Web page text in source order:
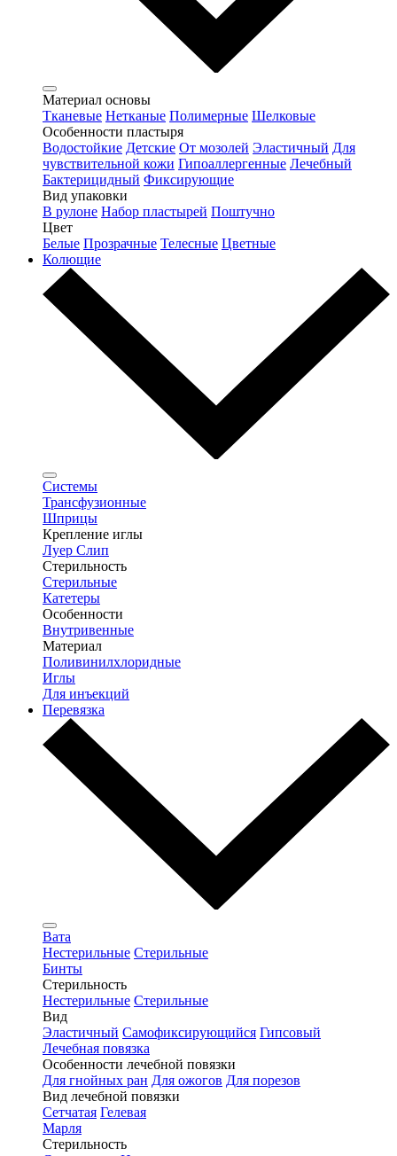
Материал основы
Тканевые Нетканые Полимерные Шелковые
Особенности пластыря
Водостойкие Детские От мозолей Эластичный Для
чувствительной кожи Гипоаллергенные Лечебный
Бактерицидный Фиксирующие
Вид упаковки
В рулоне Набор пластырей Поштучно
Цвет
Белые Прозрачные Телесные Цветные
Колющие
Системы
Трансфузионные
Шприцы
Крепление иглы
Луер Слип
Стерильность
Стерильные
Катетеры
Особенности
Внутривенные
Материал
Поливинилхлоридные
Иглы
Для инъекций
Перевязка
Вата
Нестерильные Стерильные
Бинты
Стерильность
Нестерильные Стерильные
Вид
Эластичный Самофиксирующийся Гипсовый
Лечебная повязка
Особенности лечебной повязки
Для гнойных ран Для ожогов Для порезов
Вид лечебной повязки
Сетчатая Гелевая
Марля
Стерильность